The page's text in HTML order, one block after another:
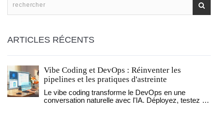
ARTICLES RÉCENTS
Vibe Coding et DevOps : Réinventer les
pipelines et les pratiques d'astreinte
Le vibe coding transforme le DevOps en une
conversation naturelle avec l'IA. Déployez, testez et